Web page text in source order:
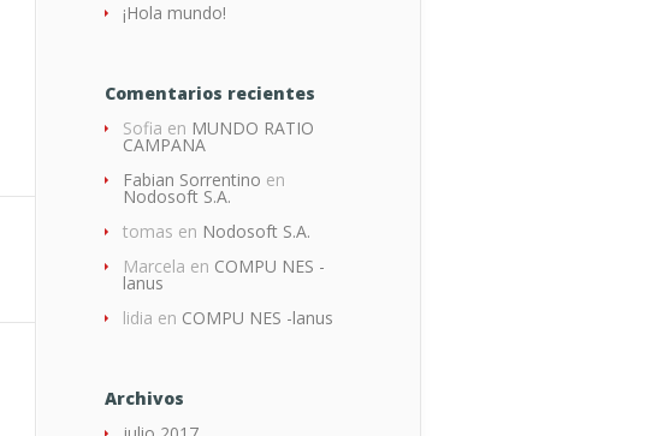
¡Hola mundo!
Comentarios recientes
Sofia en MUNDO RATIO
CAMPANA
Fabian Sorrentino en
Nodosoft S.A.
tomas en Nodosoft S.A.
Marcela en COMPU NES -
lanus
lidia en COMPU NES -lanus
Archivos